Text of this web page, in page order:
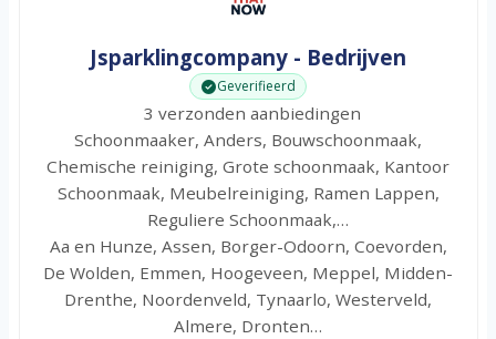
Jsparklingcompany - Bedrijven
Geverifieerd
3 verzonden aanbiedingen
Schoonmaaker, Anders, Bouwschoonmaak,
Chemische reiniging, Grote schoonmaak, Kantoor
Schoonmaak, Meubelreiniging, Ramen Lappen,
Reguliere Schoonmaak,…
Aa en Hunze, Assen, Borger-Odoorn, Coevorden,
De Wolden, Emmen, Hoogeveen, Meppel, Midden-
Drenthe, Noordenveld, Tynaarlo, Westerveld,
Almere, Dronten…